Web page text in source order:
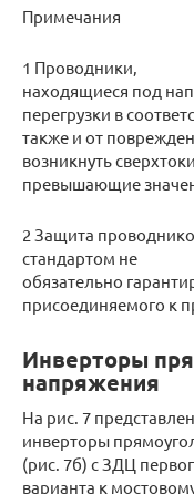
Примечания
1 Проводники,
находящиеся под
перегрузки в
также и от
возникнуть
превышающие
2 Защита
стандартом не
обязательно
присоединяемого к
Инверторы
напряжения
На рис. 7
инверторы
(рис. 7б) с ЗДЦ
варианта к